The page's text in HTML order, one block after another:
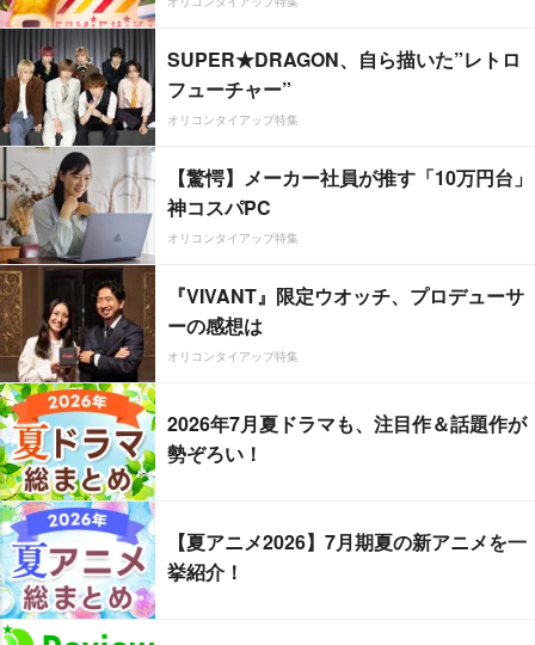
SUPER★DRAGON、自ら描いた”レトロ
フューチャー”
オリコンタイアップ特集
【驚愕】メーカー社員が推す「10万円台」
神コスパPC
オリコンタイアップ特集
『VIVANT』限定ウオッチ、プロデューサ
ーの感想は
オリコンタイアップ特集
2026年7月夏ドラマも、注目作＆話題作が
勢ぞろい！
【夏アニメ2026】7月期夏の新アニメを一
挙紹介！